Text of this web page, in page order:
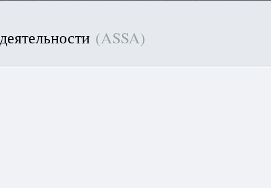
(ASSA)